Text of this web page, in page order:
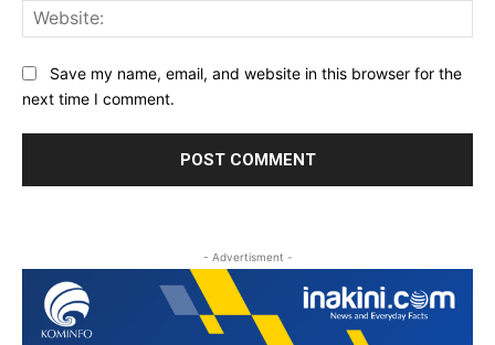
Save my name, email, and website in this browser for the
next time I comment.
- Advertisment -